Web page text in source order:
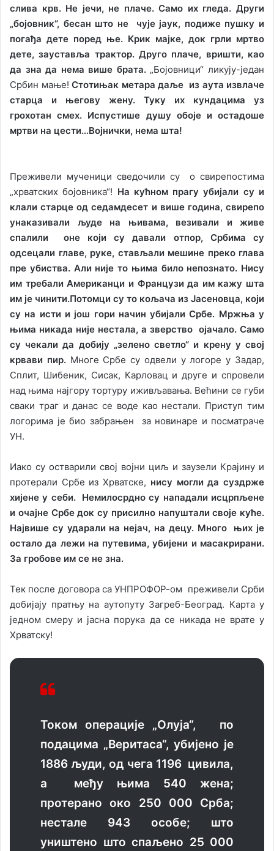
слива крв. Не јечи, не плаче. Само их гледа. Други
„бојовник“, бесан што не чује јаук, подиже пушку и
погађа дете поред ње. Крик мајке, док грли мртво
дете, зауставља трактор. Друго плаче, вришти, као
да зна да нема више брата.„Бојовници“ ликују-један
Србин мање! Стотињак метара даље из аута извлаче
старца и његову жену. Туку их кундацима уз
грохотан смех. Испустише душу обоје и остадоше
мртви на цести…Војнички, нема шта!
Преживели мученици сведочили су о свирепостима
„хрватских бојовника“! На кућном прагу убијали су и
клали старце од седамдесет и више година, свирепо
унаказивали људе на њивама, везивали и живе
спалили оне који су давали отпор, Србима су
одсецали главе, руке, стављали мешине преко глава
пре убиства. Али није то њима било непознато. Нису
им требали Американци и Французи да им кажу шта
им је чинити.Потомци су то кољача из Јасеновца, који
су на исти и још гори начин убијали Србе. Мржња у
њима никада није нестала, а зверство ојачало. Само
су чекали да добију „зелено светло“ и крену у свој
крвави пир.Многе Србе су одвели у логоре у Задар,
Сплит, Шибеник, Сисак, Карловац и друге и спровели
над њима најгору тортуру иживљавања. Већини се губи
сваки траг и данас се воде као нестали. Приступ тим
логорима је био забрањен за новинаре и посматраче
УН.
Иако су остварили свој војни циљ и заузели Крајину и
протерали Србе из Хрватске, нису могли да суздрже
хијене у себи. Немилосрдно су нападали исцрпљене
и очајне Србе док су присилно напуштали своје куће.
Највише су ударали на нејач, на децу. Много њих је
остало да лежи на путевима, убијени и масакрирани.
За гробове им се не зна.
Тек после договора са УНПРОФОР-ом преживели Срби
добијају пратњу на аутопуту Загреб-Београд. Карта у
једном смеру и јасна порука да се никада не врате у
Хрватску!
Током операције „Олуја“, по
подацима „Веритаса“, убијено је
1886 људи, од чега 1196 цивила,
а међу њима 540 жена;
протерано око 250 000 Срба;
нестале 943 особе; што
уништено што спаљено 25 000